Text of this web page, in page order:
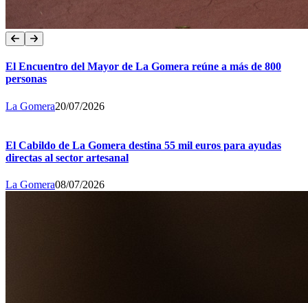
El Encuentro del Mayor de La Gomera reúne a más de 800
personas
La Gomera20/07/2026
El Cabildo de La Gomera destina 55 mil euros para ayudas
directas al sector artesanal
La Gomera08/07/2026